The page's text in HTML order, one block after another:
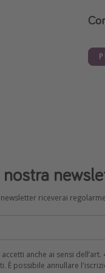
riceverai
anche ai sensi
È possibile annullare